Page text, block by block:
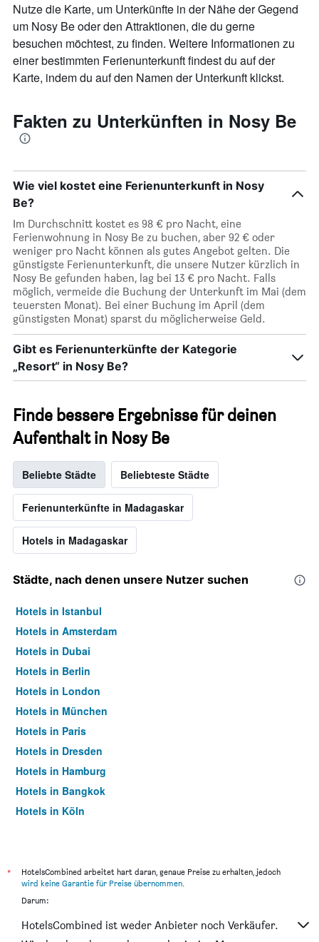
Nutze die Karte, um Unterkünfte in der Nähe der Gegend
um Nosy Be oder den Attraktionen, die du gerne
besuchen möchtest, zu finden. Weitere Informationen zu
einer bestimmten Ferienunterkunft findest du auf der
Karte, indem du auf den Namen der Unterkunft klickst.
Fakten zu Unterkünften in Nosy Be
Wie viel kostet eine Ferienunterkunft in Nosy
Be?
Im Durchschnitt kostet es 98 € pro Nacht, eine
Ferienwohnung in Nosy Be zu buchen, aber 92 € oder
weniger pro Nacht können als gutes Angebot gelten. Die
günstigste Ferienunterkunft, die unsere Nutzer kürzlich in
Nosy Be gefunden haben, lag bei 13 € pro Nacht. Falls
möglich, vermeide die Buchung der Unterkunft im Mai (dem
teuersten Monat). Bei einer Buchung im April (dem
günstigsten Monat) sparst du möglicherweise Geld.
Gibt es Ferienunterkünfte der Kategorie
„Resort“ in Nosy Be?
Finde bessere Ergebnisse für deinen
Aufenthalt in Nosy Be
Beliebte Städte Beliebteste Städte
Ferienunterkünfte in Madagaskar
Hotels in Madagaskar
Städte, nach denen unsere Nutzer suchen
Hotels in Istanbul
Hotels in Amsterdam
Hotels in Dubai
Hotels in Berlin
Hotels in London
Hotels in München
Hotels in Paris
Hotels in Dresden
Hotels in Hamburg
Hotels in Bangkok
Hotels in Köln
*
HotelsCombined arbeitet hart daran, genaue Preise zu erhalten, jedoch
wird keine Garantie für Preise übernommen.
Darum:
HotelsCombined ist weder Anbieter noch Verkäufer.